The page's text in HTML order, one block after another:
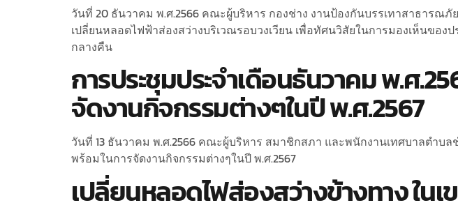
วันที่ 20 ธันวาคม พ.ศ.2566 คณะผู้บริหาร กองช่าง งานป้องกันบรรเทาสาธาร
เปลี่ยนหลอดไฟฟ้าส่องสว่างบริเวณรอบวงเวียน เพื่อทัศนวิสัยในการมองเห็นขอ
กลางคืน
การประชุมประจำเดือนธันวาคม พ.ศ
จัดงานกิจกรรมต่างๆในปี พ.ศ.2567
วันที่ 13 ธันวาคม พ.ศ.2566 คณะผู้บริหาร สมาชิกสภา และพนักงานเทศบาลตำบ
พร้อมในการจัดงานกิจกรรมต่างๆในปี พ.ศ.2567
เปลี่ยนหลอดไฟส่องสว่างข้างทาง ใน